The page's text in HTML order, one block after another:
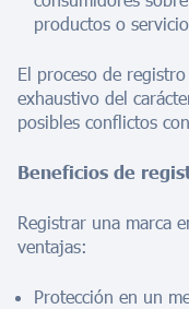
productos o
El proceso de
exhaustivo del
posibles conflictos
Beneficios de
Registrar una marca
ventajas:
Protección en un